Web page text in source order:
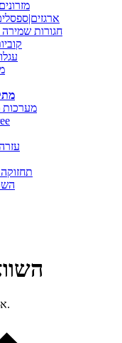
חגורות שמירה
מערכות
תחזוקה
אין לך פריטים להשוואה.